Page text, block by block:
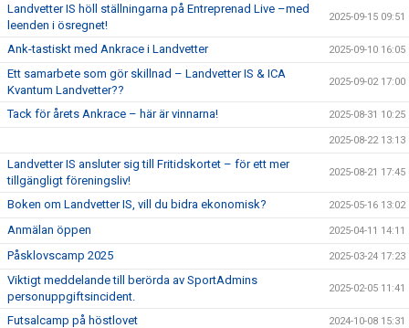
Landvetter IS höll ställningarna på Entreprenad Live –med
leenden i ösregnet!
2025-09-15 09:51
Ank-tastiskt med Ankrace i Landvetter 2025-09-10 16:05
Ett samarbete som gör skillnad – Landvetter IS & ICA
Kvantum Landvetter??
2025-09-02 17:00
Tack för årets Ankrace – här är vinnarna! 2025-08-31 10:25
2025-08-22 13:13
Landvetter IS ansluter sig till Fritidskortet – för ett mer
tillgängligt föreningsliv!
2025-08-21 17:45
Boken om Landvetter IS, vill du bidra ekonomisk? 2025-05-16 13:02
Anmälan öppen 2025-04-11 14:11
Påsklovscamp 2025 2025-03-24 17:23
Viktigt meddelande till berörda av SportAdmins
personuppgiftsincident.
2025-02-05 11:41
Futsalcamp på höstlovet 2024-10-08 15:31